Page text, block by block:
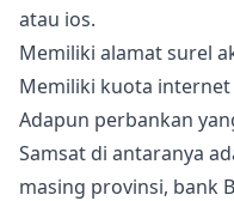
atau ios.
Memiliki alamat surel
Memiliki kuota internet
Adapun perbankan
Samsat di antaranya
masing provinsi, bank